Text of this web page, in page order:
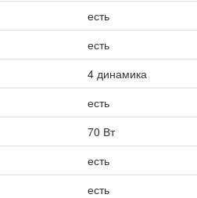
есть
есть
4 динамика
есть
70 Вт
есть
есть